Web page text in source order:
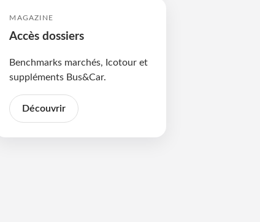
MAGAZINE
Accès dossiers
Benchmarks marchés, Icotour et
suppléments Bus&Car.
Découvrir